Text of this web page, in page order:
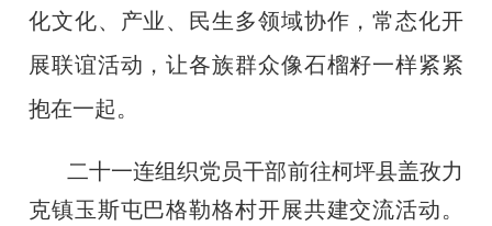
化文化、产业、民生多领域协作，常态化开
展联谊活动，让各族群众像石榴籽一样紧紧
抱在一起。
二十一连组织党员干部前往柯坪县盖孜力
克镇玉斯屯巴格勒格村开展共建交流活动。